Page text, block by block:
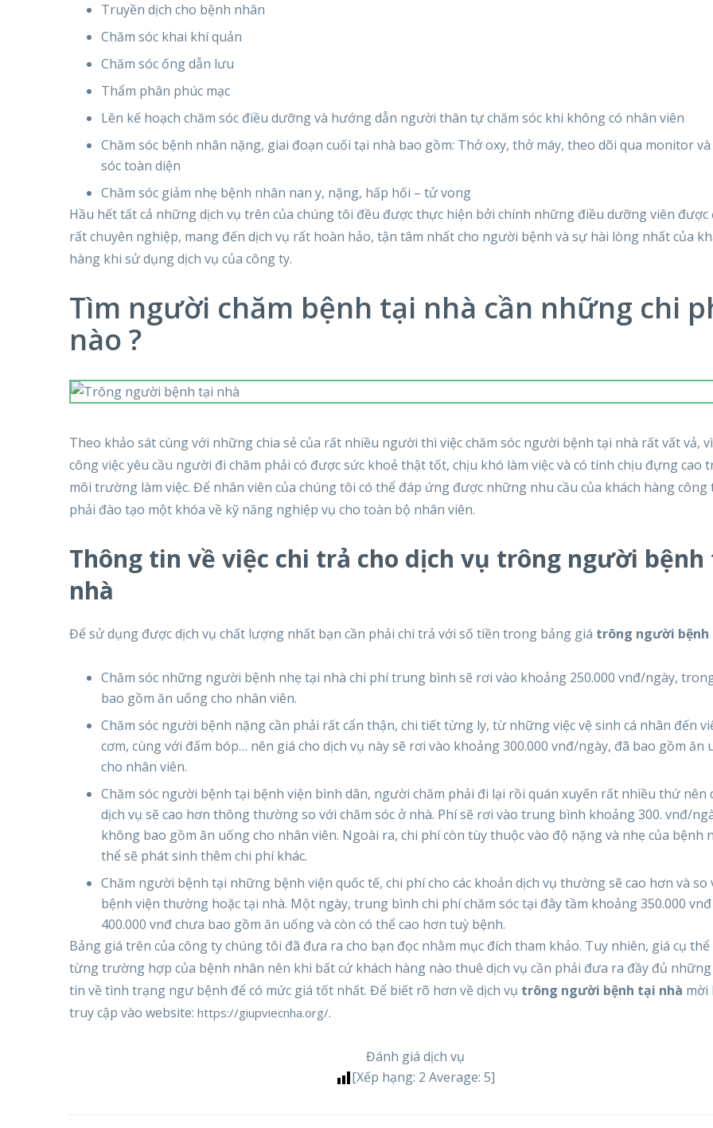
Truyền dịch cho bệnh nhân
Chăm sóc khai khí quản
Chăm sóc ống dẫn lưu
Thẩm phân phúc mạc
Lên kế hoạch chăm sóc điều dưỡng và hướng dẫn người thân tự chăm sóc khi không có nhân viên
Chăm sóc bệnh nhân nặng, giai đoạn cuối tại nhà bao gồm: Thở oxy, thở máy, theo dõi qua monitor và
sóc toàn diện
Chăm sóc giảm nhẹ bệnh nhân nan y, nặng, hấp hối – tử vong
Hầu hết tất cả những dịch vụ trên của chúng tôi đều được thực hiện bởi chính những điều dưỡng viên được
rất chuyên nghiệp, mang đến dịch vụ rất hoàn hảo, tận tâm nhất cho người bệnh và sự hài lòng nhất của
hàng khi sử dụng dịch vụ của công ty.
Tìm người chăm bệnh tại nhà cần những chi
nào ?
Theo khảo sát cùng với những chia sẻ của rất nhiều người thì việc chăm sóc người bệnh tại nhà rất vất vả,
công việc yêu cầu người đi chăm phải có được sức khoẻ thật tốt, chịu khó làm việc và có tính chịu đựng cao
môi trường làm việc. Để nhân viên của chúng tôi có thể đáp ứng được những nhu cầu của khách hàng công
phải đào tạo một khóa về kỹ năng nghiệp vụ cho toàn bộ nhân viên.
Thông tin về việc chi trả cho dịch vụ trông người bệnh
nhà
Để sử dụng được dịch vụ chất lượng nhất bạn cần phải chi trả với số tiền trong bảng giá trông người bệnh
Chăm sóc những người bệnh nhẹ tại nhà chi phí trung bình sẽ rơi vào khoảng 250.000 vnđ/ngày,
bao gồm ăn uống cho nhân viên.
Chăm sóc người bệnh nặng cần phải rất cẩn thận, chi tiết từng ly, từ những việc vệ sinh cá nhân đến
cơm, cùng với đấm bóp… nên giá cho dịch vụ này sẽ rơi vào khoảng 300.000 vnđ/ngày, đã bao gồm ăn
cho nhân viên.
Chăm sóc người bệnh tại bệnh viện bình dân, người chăm phải đi lại rồi quán xuyến rất nhiều thứ nên
dịch vụ sẽ cao hơn thông thường so với chăm sóc ở nhà. Phí sẽ rơi vào trung bình khoảng 300. vnđ/
không bao gồm ăn uống cho nhân viên. Ngoài ra, chi phí còn tùy thuộc vào độ nặng và nhẹ của bệnh
thể sẽ phát sinh thêm chi phí khác.
Chăm người bệnh tại những bệnh viện quốc tế, chi phí cho các khoản dịch vụ thường sẽ cao hơn và so
bệnh viện thường hoặc tại nhà. Một ngày, trung bình chi phí chăm sóc tại đây tầm khoảng 350.000
400.000 vnđ chưa bao gồm ăn uống và còn có thể cao hơn tuỳ bệnh.
Bảng giá trên của công ty chúng tôi đã đưa ra cho bạn đọc nhằm mục đích tham khảo. Tuy nhiên, giá cụ
từng trường hợp của bệnh nhân nên khi bất cứ khách hàng nào thuê dịch vụ cần phải đưa ra đầy đủ
tin về tình trạng ngư bệnh để có mức giá tốt nhất. Để biết rõ hơn về dịch vụ trông người bệnh tại nhà mời
truy cập vào website: https://giupviecnha.org/.
Đánh giá dịch vụ
[Xếp hạng: 2 Average: 5]